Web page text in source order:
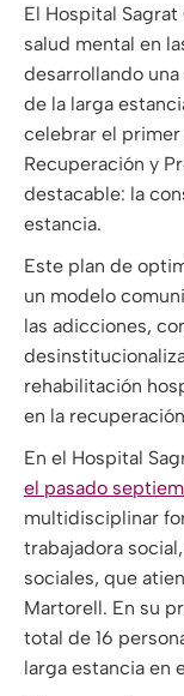
El Hospital
salud mental en
desarrollando
de la larga
celebrar el primer
Recuperación y
destacable: la
estancia.
Este plan de
un modelo
las adicciones,
rehabilitación
en la
En el Hospital
el pasado
multidisciplinar
trabajadora
sociales, que
Martorell. En su
total de 16
larga estancia en